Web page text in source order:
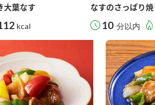
大葉なす
kcal
なすのさっぱり
10 分以内